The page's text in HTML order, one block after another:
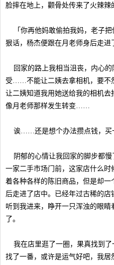
脸摔在地上，颧骨处传来了火辣辣
「你再他妈敢偷拍我妈，老子把
狠话，杨杰便跟在月老师身后走
回家的路上我相当沮丧，内心的
受……不能让二姨去拿相机，要
让二姨知道我用她送给我的相机
像月老师那样发生转变……
诶……还是想个办法攒点钱，
阴郁的心情让我回家的脚步都慢
一家二手市场门前，这家店什么
着各种各样的陈旧商品，但是却
后走进了店中。已经年过古稀的店
听到我进来，睁开一只浑浊的眼
了。
我在店里逛了一圈，果真找到了
找了一番，或许是运气好吧，我居